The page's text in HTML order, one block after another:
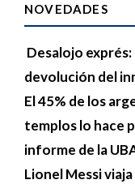
NOVEDADES
Desalojo exprés:
devolución del
El 45% de los
templos lo hace
informe de la
Lionel Messi